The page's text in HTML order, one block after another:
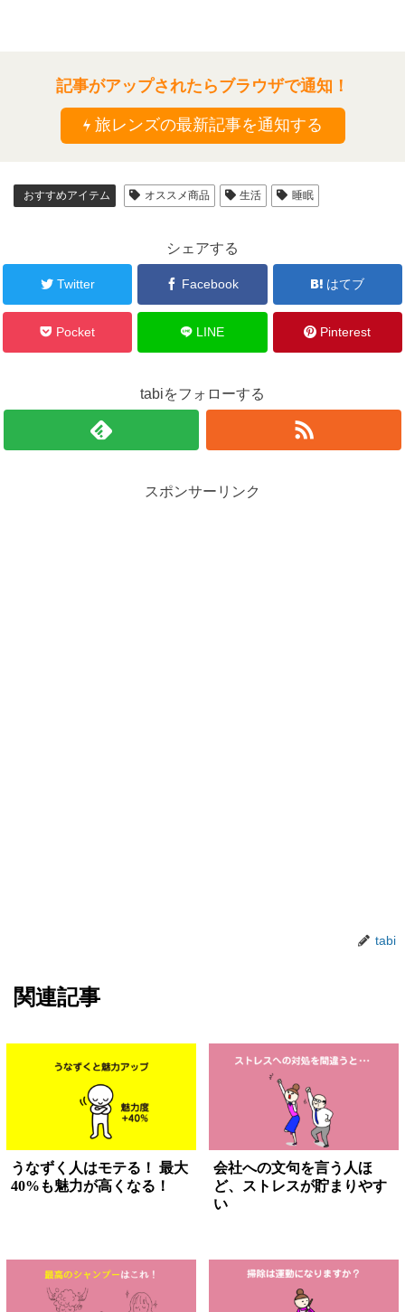
記事がアップされたらブラウザで通知！
旅レンズの最新記事を通知する
おすすめアイテム オススメ商品 生活 睡眠
シェアする
Twitter Facebook はてブ
Pocket LINE Pinterest
tabiをフォローする
スポンサーリンク
tabi
関連記事
うなずく人はモテる！ 最大
40%も魅力が高くなる！
会社への文句を言う人ほ
ど、ストレスが貯まりやす
い